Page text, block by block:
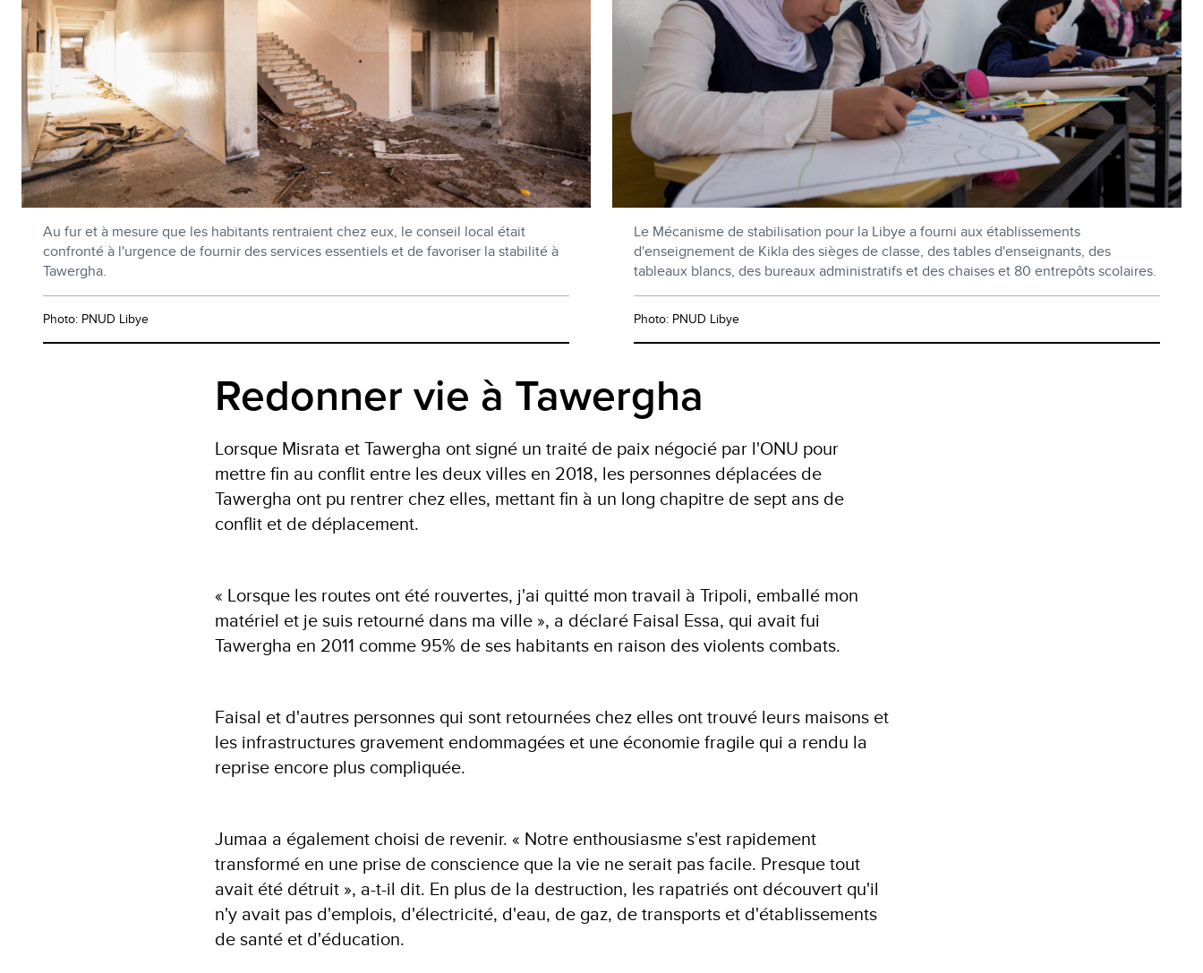
Au fur et à mesure que les habitants rentraient chez eux, le conseil local était
confronté à l'urgence de fournir des services essentiels et de favoriser la stabilité à
Tawergha.
Photo: PNUD Libye
Le Mécanisme de stabilisation pour la Libye a fourni aux établissements
d'enseignement de Kikla des sièges de classe, des tables d'enseignants, des
tableaux blancs, des bureaux administratifs et des chaises et 80 entrepôts scolaires.
Photo: PNUD Libye
Redonner vie à Tawergha
Lorsque Misrata et Tawergha ont signé un traité de paix négocié par l'ONU pour
mettre fin au conflit entre les deux villes en 2018, les personnes déplacées de
Tawergha ont pu rentrer chez elles, mettant fin à un long chapitre de sept ans de
conflit et de déplacement.
« Lorsque les routes ont été rouvertes, j'ai quitté mon travail à Tripoli, emballé mon
matériel et je suis retourné dans ma ville », a déclaré Faisal Essa, qui avait fui
Tawergha en 2011 comme 95% de ses habitants en raison des violents combats.
Faisal et d'autres personnes qui sont retournées chez elles ont trouvé leurs maisons et
les infrastructures gravement endommagées et une économie fragile qui a rendu la
reprise encore plus compliquée.
Jumaa a également choisi de revenir. « Notre enthousiasme s'est rapidement
transformé en une prise de conscience que la vie ne serait pas facile. Presque tout
avait été détruit », a-t-il dit. En plus de la destruction, les rapatriés ont découvert qu'il
n'y avait pas d'emplois, d'électricité, d'eau, de gaz, de transports et d'établissements
de santé et d'éducation.